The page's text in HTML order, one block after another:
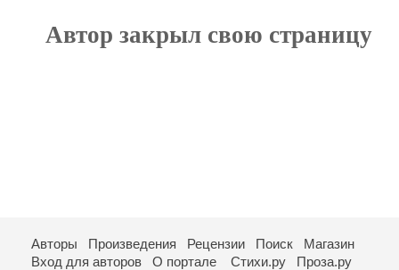
Автор закрыл свою страницу
Авторы Произведения Рецензии Поиск
Магазин
Вход для авторов
О портале Стихи.ру Проза.ру